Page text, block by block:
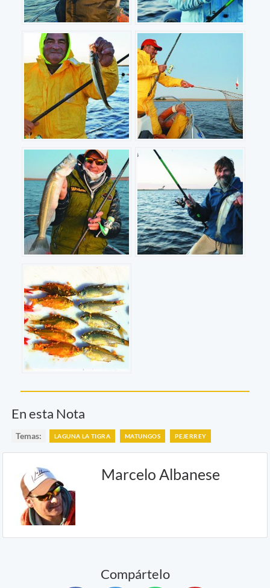
En esta Nota
Temas: LAGUNA LA TIGRA MATUNGOS PEJERREY
Marcelo Albanese
Compártelo